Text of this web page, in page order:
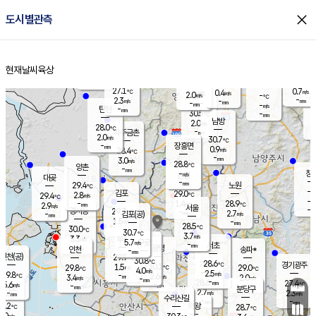
도시별관측 close
홈
현재날씨 육상
의도
℃
양주
30.5℃
2.0
-mm
과천
28.6℃
2.7m/s
- mm
경기광주
27.4℃
2.3m/s
-mm
경서동
30.0℃
3.3 m/s
-mm
파주금촌
28.4℃
3.0m/s
-mm
-℃
-m/s
-mm
대곶
29.4℃
2.9m/s
-mm
창
-
-m/
-
탄현
28.0℃
2.0m/s
-mm
0.7m/s
-mm
의왕
김포
29.7℃
1.5 m/s
mm
광명
30.1
℃
2.6 m/s
-mm
부천
29.9℃
1.5m/s
-mm
양촌
29.4℃
2.8m/s
-mm
구로
30.8℃
4.0m/s
-mm
은평
29.0℃
1.4 m/s
- mm
노원
28.9℃
2.7m/s
-mm
송파*
29.0℃
2.0m/s
-mm
서초
28.6℃
2.5m/s
-mm
남방
30.7℃
0.9m/s
-mm
수리산길
분당구
28.7℃
장흥면
28.8℃
-m/s
-mm
2.0m/s
-mm
인천(공)
29.8℃
5.6m/s
-mm
김포(공)
30.7℃
5.7m/s
-mm
인천
29.8℃
3.4m/s
-mm
서울
28.5℃
3.7m/s
-mm
27.1℃
2.3m/s
-mm
0.4m/s
-mm